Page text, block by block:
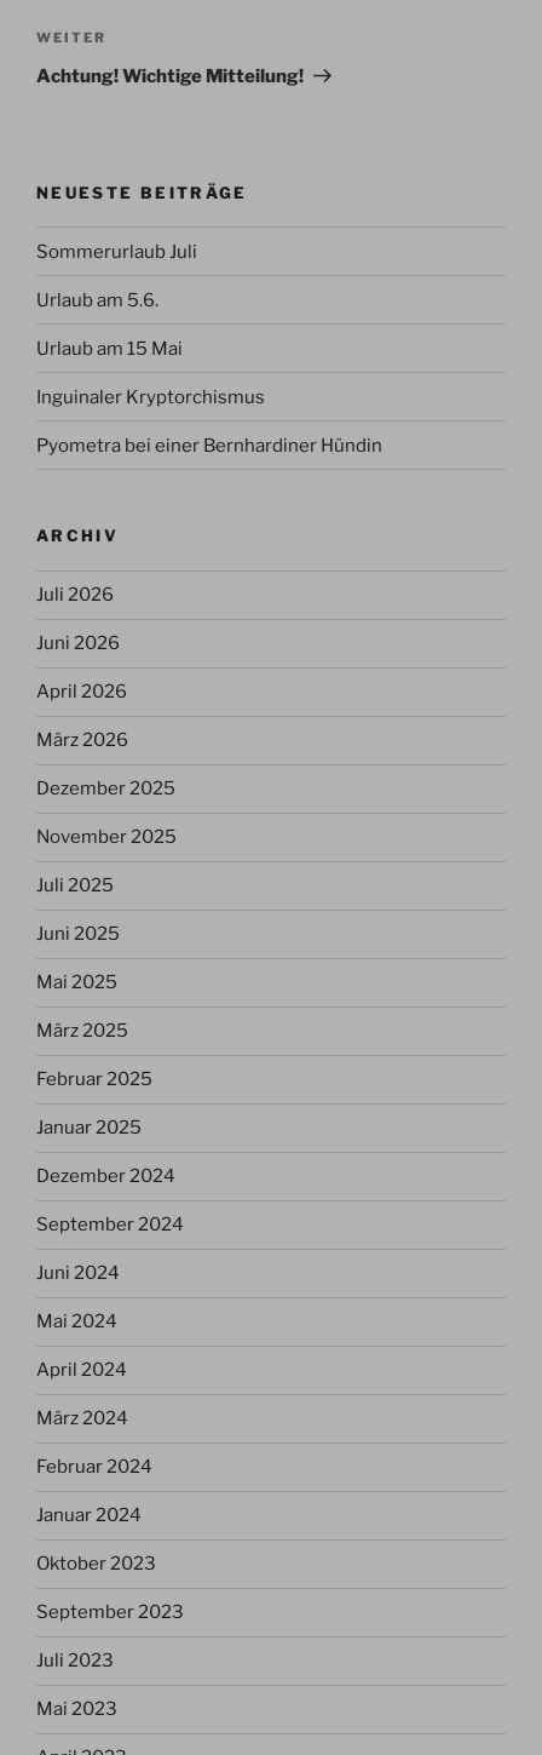
Nächster
Beitrag
WEITER
Achtung! Wichtige Mitteilung!
NEUESTE BEITRÄGE
Sommerurlaub Juli
Urlaub am 5.6.
Urlaub am 15 Mai
Inguinaler Kryptorchismus
Pyometra bei einer Bernhardiner Hündin
ARCHIV
Juli 2026
Juni 2026
April 2026
März 2026
Dezember 2025
November 2025
Juli 2025
Juni 2025
Mai 2025
März 2025
Februar 2025
Januar 2025
Dezember 2024
September 2024
Juni 2024
Mai 2024
April 2024
März 2024
Februar 2024
Januar 2024
Oktober 2023
September 2023
Juli 2023
Mai 2023